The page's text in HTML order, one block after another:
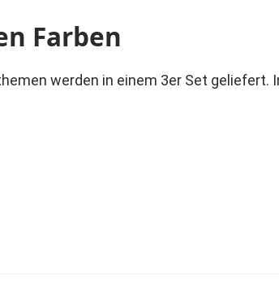
Farben
werden in einem 3er Set geliefert.